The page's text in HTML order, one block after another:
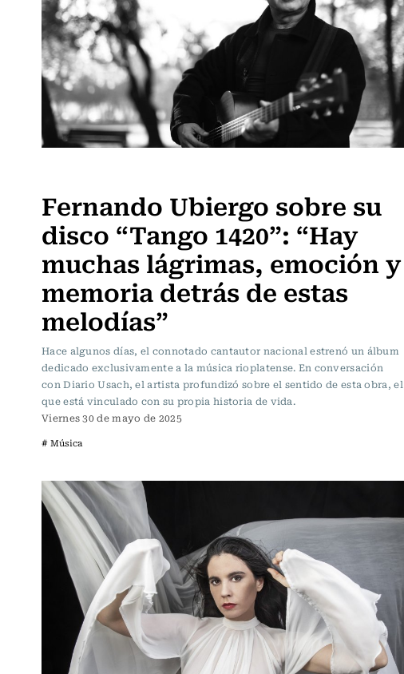
Fernando Ubiergo sobre su
disco “Tango 1420”: “Hay
muchas lágrimas, emoción y
memoria detrás de estas
melodías”
Hace algunos días, el connotado cantautor nacional estrenó un álbum
dedicado exclusivamente a la música rioplatense. En conversación
con Diario Usach, el artista profundizó sobre el sentido de esta obra, el
que está vinculado con su propia historia de vida.
Viernes 30 de mayo de 2025
# Música